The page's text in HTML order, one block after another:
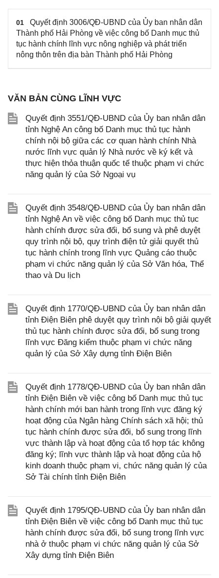
01
Quyết định 3006/QĐ-UBND của Ủy ban nhân dân
Thành phố Hải Phòng về việc công bố Danh mục thủ
tục hành chính lĩnh vực nông nghiệp và phát triển
nông thôn trên địa bàn Thành phố Hải Phòng
VĂN BẢN CÙNG LĨNH VỰC
Quyết định 3551/QĐ-UBND của Ủy ban nhân dân
tỉnh Nghệ An công bố Danh mục thủ tục hành
chính nội bộ giữa các cơ quan hành chính Nhà
nước lĩnh vực quản lý Nhà nước về ký kết và
thực hiện thỏa thuận quốc tế thuộc phạm vi chức
năng quản lý của Sở Ngoại vụ
Quyết định 3548/QĐ-UBND của Ủy ban nhân dân
tỉnh Nghệ An về việc công bố Danh mục thủ tục
hành chính được sửa đổi, bổ sung và phê duyệt
quy trình nội bộ, quy trình điện tử giải quyết thủ
tục hành chính trong lĩnh vực Quảng cáo thuộc
phạm vi chức năng quản lý của Sở Văn hóa, Thể
thao và Du lịch
Quyết định 1770/QĐ-UBND của Ủy ban nhân dân
tỉnh Điện Biên phê duyệt quy trình nội bộ giải quyết
thủ tục hành chính được sửa đổi, bổ sung trong
lĩnh vực Đăng kiểm thuộc phạm vi chức năng
quản lý của Sở Xây dựng tỉnh Điện Biên
Quyết định 1778/QĐ-UBND của Ủy ban nhân dân
tỉnh Điện Biên về việc công bố Danh mục thủ tục
hành chính mới ban hành trong lĩnh vực đăng ký
hoạt động của Ngân hàng Chính sách xã hội; thủ
tục hành chính được sửa đổi, bổ sung trong lĩnh
vực thành lập và hoạt động của tổ hợp tác không
đăng ký; lĩnh vực thành lập và hoạt động của hộ
kinh doanh thuộc phạm vi, chức năng quản lý của
Sở Tài chính tỉnh Điện Biên
Quyết định 1795/QĐ-UBND của Ủy ban nhân dân
tỉnh Điện Biên về việc công bố Danh mục thủ tục
hành chính được sửa đổi, bổ sung trong lĩnh vực
nhà ở thuộc phạm vi chức năng quản lý của Sở
Xây dựng tỉnh Điện Biên